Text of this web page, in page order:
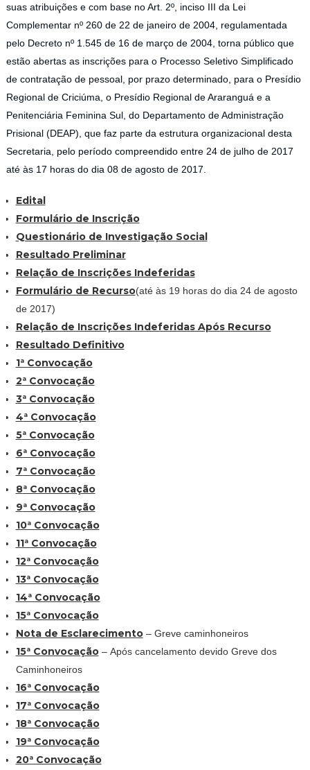
suas atribuições e com base no Art. 2º, inciso III da Lei
Complementar nº 260 de 22 de janeiro de 2004, regulamentada
pelo Decreto nº 1.545 de 16 de março de 2004, torna público que
estão abertas as inscrições para o Processo Seletivo Simplificado
de contratação de pessoal, por prazo determinado, para o Presídio
Regional de Criciúma, o Presídio Regional de Araranguá e a
Penitenciária Feminina Sul, do Departamento de Administração
Prisional (DEAP), que faz parte da estrutura organizacional desta
Secretaria, pelo período compreendido entre 24 de julho de 2017
até às 17 horas do dia 08 de agosto de 2017.
Edital
Formulário de Inscrição
Questionário de Investigação Social
Resultado Preliminar
Relação de Inscrições Indeferidas
Formulário de Recurso(até às 19 horas do dia 24 de agosto
de 2017)
Relação de Inscrições Indeferidas Após Recurso
Resultado Definitivo
1ª Convocação
2ª Convocação
3ª Convocação
4ª Convocação
5ª Convocação
6ª Convocação
7ª Convocação
8ª Convocação
9ª Convocação
10ª Convocação
11ª Convocação
12ª Convocação
13ª Convocação
14ª Convocação
15ª Convocação
Nota de Esclarecimento– Greve caminhoneiros
15ª Convocação– Após cancelamento devido Greve dos
Caminhoneiros
16ª Convocação
17ª Convocação
18ª Convocação
19ª Convocação
20ª Convocação